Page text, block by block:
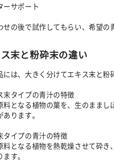
ーサポート
せの後で試作してもらい、希望の
末と粉砕末の違い
には、大きく分けてエキス末と粉
末タイプの青汁の特徴
料となる植物の葉を、生のまま
ります。
タイプの青汁の特徴
料となる植物を熱乾燥させて砕
す。